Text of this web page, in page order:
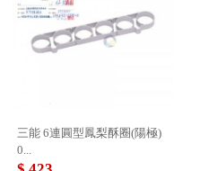
三能 6連圓型鳳梨酥圈(陽極)
0...